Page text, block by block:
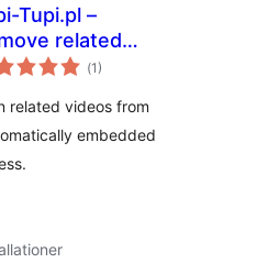
Tupi.pl –
related
in iframe
(Totalt
antal
1)
related videos from
embedded